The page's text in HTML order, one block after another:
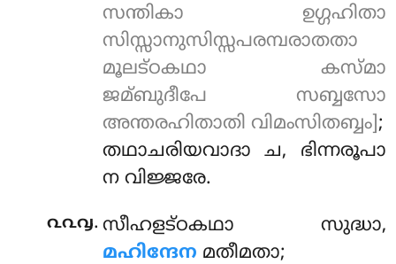
സന്തികാ ഉഗ്ഗഹിതാ
സിസ്സാനുസിസ്സപരമ്പരാതതാ
മൂലട്ഠകഥാ കസ്മാ
ജമ്ബുദീപേ സബ്ബസോ
അന്തരഹിതാതി വിമംസിതബ്ബം] ;
തഥാചരിയവാദാ ച, ഭിന്നരൂപാ
ന വിജ്ജരേ.
൨൨൮. സീഹളട്ഠകഥാ സുദ്ധാ,
മഹിന്ദേന മതീമതാ;